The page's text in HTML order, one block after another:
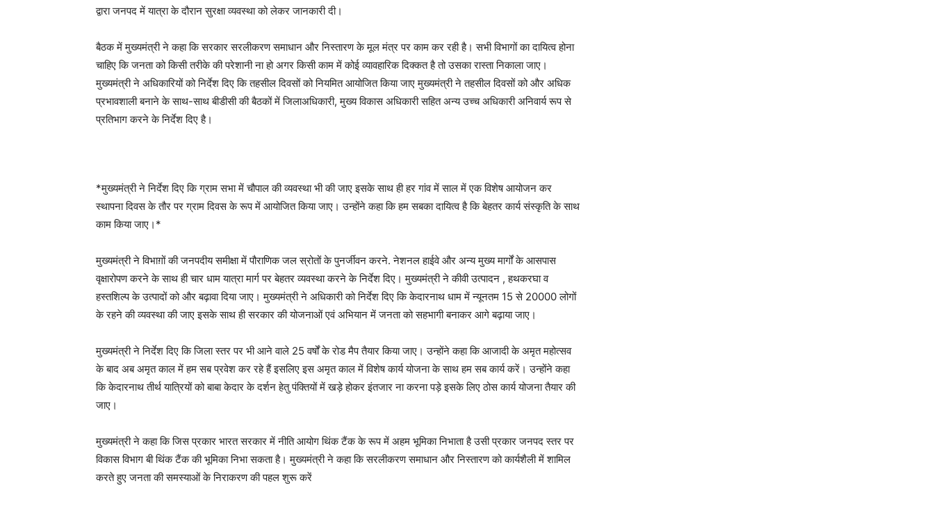
द्वारा जनपद में यात्रा के दौरान सुरक्षा व्यवस्था को लेकर जानकारी दी।
बैठक में मुख्यमंत्री ने कहा कि सरकार सरलीकरण समाधान और निस्तारण के मूल मंत्र पर काम कर रही है। सभी विभागों का दायित्व होना
चाहिए कि जनता को किसी तरीके की परेशानी ना हो अगर किसी काम में कोई व्यावहारिक दिक्कत है तो उसका रास्ता निकाला जाए।
मुख्यमंत्री ने अधिकारियों को निर्देश दिए कि तहसील दिवसों को नियमित आयोजित किया जाए मुख्यमंत्री ने तहसील दिवसों को और अधिक
प्रभावशाली बनाने के साथ-साथ बीडीसी की बैठकों में जिलाअधिकारी, मुख्य विकास अधिकारी सहित अन्य उच्च अधिकारी अनिवार्य रूप से
प्रतिभाग करने के निर्देश दिए है।
*मुख्यमंत्री ने निर्देश दिए कि ग्राम सभा में चौपाल की व्यवस्था भी की जाए इसके साथ ही हर गांव में साल में एक विशेष आयोजन कर
स्थापना दिवस के तौर पर ग्राम दिवस के रूप में आयोजित किया जाए। उन्होंने कहा कि हम सबका दायित्व है कि बेहतर कार्य संस्कृति के साथ
काम किया जाए।*
मुख्यमंत्री ने विभाग़ों की जनपदीय समीक्षा में पौराणिक जल स्रोतों के पुनर्जीवन करने. नेशनल हाईवे और अन्य मुख्य मार्गों के आसपास
वृक्षारोपण करने के साथ ही चार धाम यात्रा मार्ग पर बेहतर व्यवस्था करने के निर्देश दिए। मुख्यमंत्री ने कीवी उत्पादन , हथकरघा व
हस्तशिल्प के उत्पादों को और बढ़ावा दिया जाए। मुख्यमंत्री ने अधिकारी को निर्देश दिए कि केदारनाथ धाम में न्यूनतम 15 से 20000 लोगों
के रहने की व्यवस्था की जाए इसके साथ ही सरकार की योजनाओं एवं अभियान में जनता को सहभागी बनाकर आगे बढ़ाया जाए।
मुख्यमंत्री ने निर्देश दिए कि जिला स्तर पर भी आने वाले 25 वर्षों के रोड मैप तैयार किया जाए। उन्होंने कहा कि आजादी के अमृत महोत्सव
के बाद अब अमृत काल में हम सब प्रवेश कर रहे हैं इसलिए इस अमृत काल में विशेष कार्य योजना के साथ हम सब कार्य करें। उन्होंने कहा
कि केदारनाथ तीर्थ यात्रियों को बाबा केदार के दर्शन हेतु पंक्तियों में खड़े होकर इंतजार ना करना पड़े इसके लिए ठोस कार्य योजना तैयार की
जाए।
मुख्यमंत्री ने कहा कि जिस प्रकार भारत सरकार में नीति आयोग थिंक टैंक के रूप में अहम भूमिका निभाता है उसी प्रकार जनपद स्तर पर
विकास विभाग बी थिंक टैंक की भूमिका निभा सकता है। मुख्यमंत्री ने कहा कि सरलीकरण समाधान और निस्तारण को कार्यशैली में शामिल
करते हुए जनता की समस्याओं के निराकरण की पहल शुरू करें